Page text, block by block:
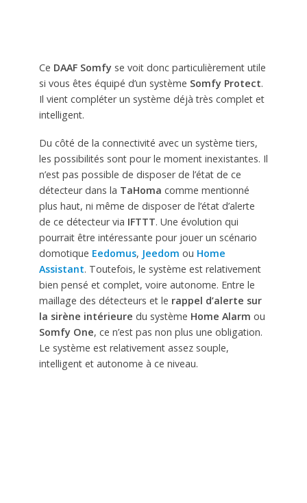
Ce DAAF Somfyse voit donc particulièrement utile
si vous êtes équipé d’un système Somfy Protect.
Il vient compléter un système déjà très complet et
intelligent.
Du côté de la connectivité avec un système tiers,
les possibilités sont pour le moment inexistantes. Il
n’est pas possible de disposer de l’état de ce
détecteur dans la TaHoma comme mentionné
plus haut, ni même de disposer de l’état d’alerte
de ce détecteur via IFTTT. Une évolution qui
pourrait être intéressante pour jouer un scénario
domotique Eedomus, Jeedom ou Home
Assistant. Toutefois, le système est relativement
bien pensé et complet, voire autonome. Entre le
maillage des détecteurs et le rappel d’alerte sur
la sirène intérieure du système Home Alarm ou
Somfy One, ce n’est pas non plus une obligation.
Le système est relativement assez souple,
intelligent et autonome à ce niveau.